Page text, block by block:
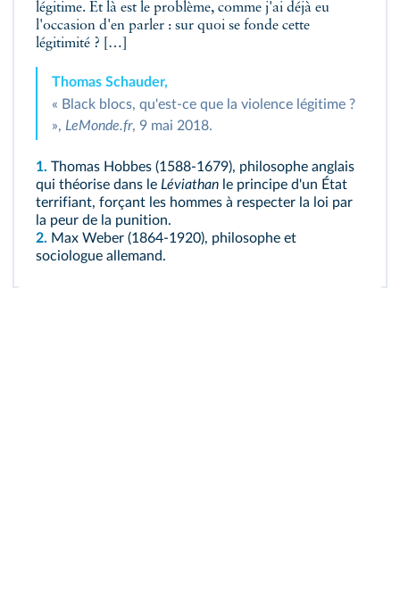
légitime. Et là est le problème, comme j'ai déjà eu
l'occasion d'en parler : sur quoi se fonde cette
légitimité ? […]
Thomas Schauder,
« Black blocs, qu'est-ce que la violence légitime ?
», LeMonde.fr, 9 mai 2018.
1. Thomas Hobbes (1588-1679), philosophe anglais
qui théorise dans le Léviathan le principe d'un État
terrifiant, forçant les hommes à respecter la loi par
la peur de la punition.
2. Max Weber (1864-1920), philosophe et
sociologue allemand.